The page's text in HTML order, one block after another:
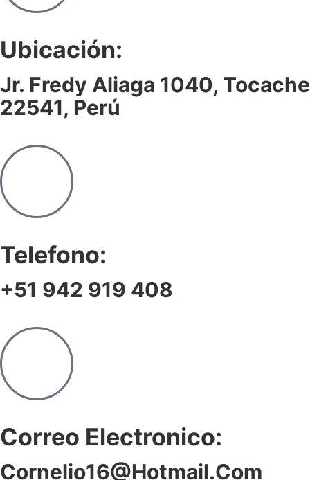
Ubicación:
Jr. Fredy Aliaga 1040, Tocache
22541, Perú
Telefono:
+51 942 919 408
Correo Electronico:
Cornelio16@hotmail.com